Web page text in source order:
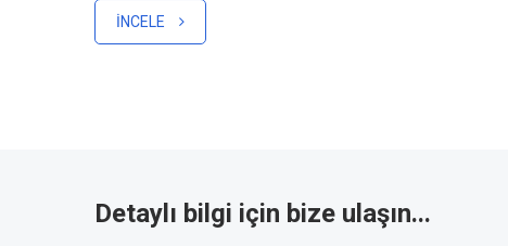
İNCELE
Detaylı bilgi için bize ulaşın...